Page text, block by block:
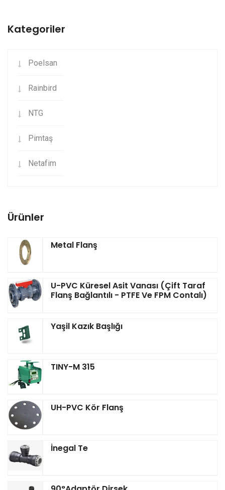
Kategoriler
Poelsan
Rainbird
NTG
Pimtaş
Netafim
Ürünler
Metal Flanş
U-PVC Küresel Asit Vanası (Çift Taraf
Flanş Bağlantılı - PTFE Ve FPM Contalı)
Yaşil Kazık Başlığı
TINY-M 315
UH-PVC Kör Flanş
İnegal Te